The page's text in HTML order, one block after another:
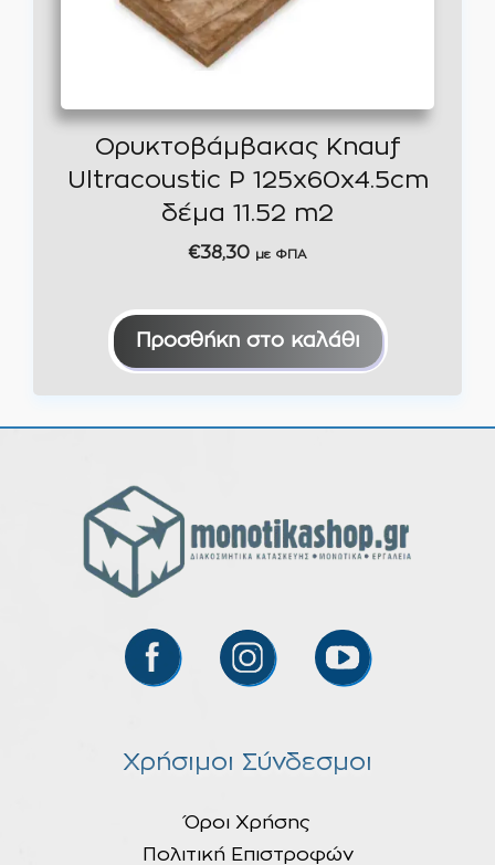
Ορυκτοβάμβακας Knauf
Ultracoustic P 125x60x4.5cm
δέμα 11.52 m2
€38,30 με ΦΠΑ
Προσθήκη στο καλάθι
Χρήσιμοι Σύνδεσμοι
Όροι Χρήσης
Πολιτική Επιστροφών